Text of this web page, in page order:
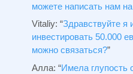
можете написать нам
Vitaliy: “Здравствуйте я
инвестировать 50.000
можно связаться?”
Алла: “Имела глупость